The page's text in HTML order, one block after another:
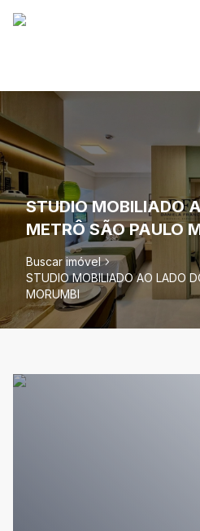
STUDIO MOBILIADO
METRÔ SÃO PAULO
Buscar imóvel
STUDIO MOBILIADO AO LADO
MORUMBI